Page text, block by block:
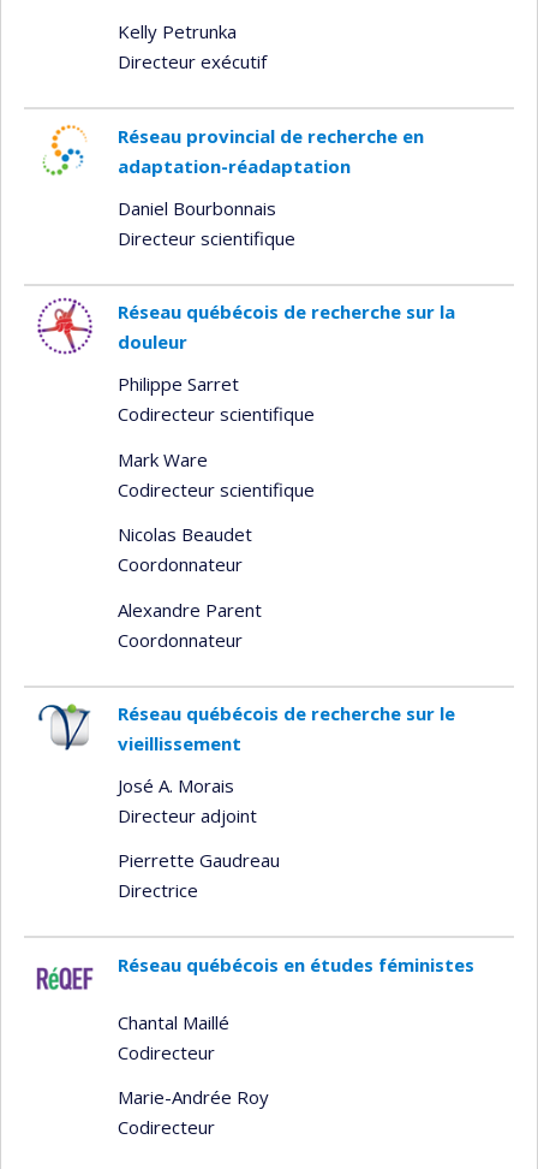
Kelly Petrunka
Directeur exécutif
Réseau provincial de recherche en
adaptation-réadaptation
Daniel Bourbonnais
Directeur scientifique
Réseau québécois de recherche sur la
douleur
Philippe Sarret
Codirecteur scientifique
Mark Ware
Codirecteur scientifique
Nicolas Beaudet
Coordonnateur
Alexandre Parent
Coordonnateur
Réseau québécois de recherche sur le
vieillissement
José A. Morais
Directeur adjoint
Pierrette Gaudreau
Directrice
Réseau québécois en études féministes
Chantal Maillé
Codirecteur
Marie-Andrée Roy
Codirecteur